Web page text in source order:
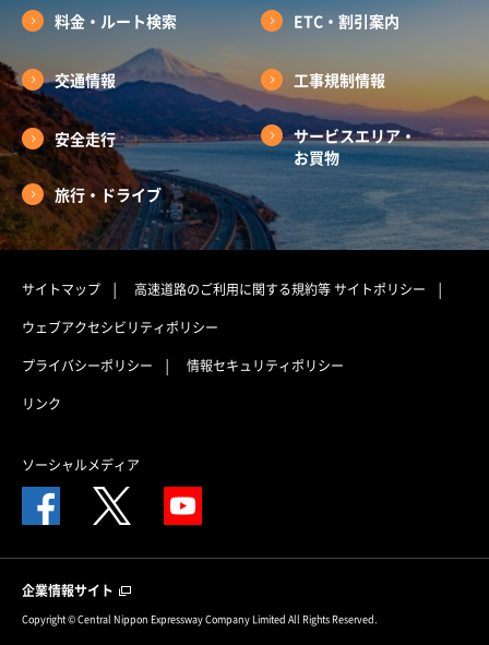
料金・ルート検索 ETC・割引案内
交通情報 工事規制情報
安全走行
サービスエリア・
お買物
旅行・ドライブ
サイトマップ 高速道路のご利用に関する規約等サイトポリシー
ウェブアクセシビリティポリシー
プライバシーポリシー
情報セキュリティポリシー
リンク
ソーシャルメディア
企業情報サイト
Copyright © Central Nippon Expressway Company Limited All Rights Reserved.